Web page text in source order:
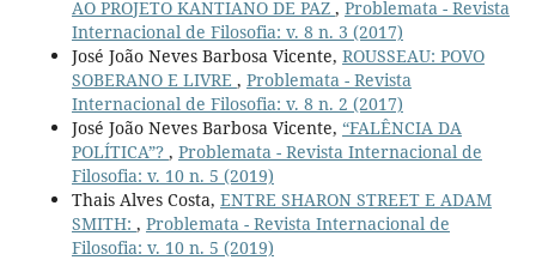
AO PROJETO KANTIANO DE PAZ , Problemata - Revista
Internacional de Filosofia: v. 8 n. 3 (2017)
José João Neves Barbosa Vicente, ROUSSEAU: POVO
SOBERANO E LIVRE , Problemata - Revista
Internacional de Filosofia: v. 8 n. 2 (2017)
José João Neves Barbosa Vicente, “FALÊNCIA DA
POLÍTICA”? , Problemata - Revista Internacional de
Filosofia: v. 10 n. 5 (2019)
Thais Alves Costa, ENTRE SHARON STREET E ADAM
SMITH: , Problemata - Revista Internacional de
Filosofia: v. 10 n. 5 (2019)